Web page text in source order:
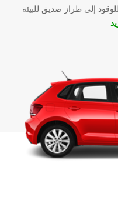
إلى طراز صديق للبيئة